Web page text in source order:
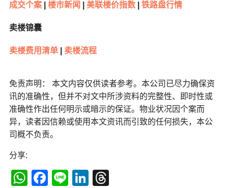
成交个案| 楼市新闻 美联楼价指数| 铁路盘行情
卖楼锦囊
卖楼费用清单| 卖楼流程
免责声明： 本文内容仅供读者参考。本公司已尽力确保资
讯的准确性，但并不对文中所涉资料的完整性、即时性或
准确性作出任何明示或暗示的保证。物业状况因个案而
异，读者因信赖或使用本文资讯而引致的任何损失，本公
司概不负责。
分享:
WhatsApp
Facebook
LineLinkedIn